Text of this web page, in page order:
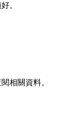
。
相關資料。